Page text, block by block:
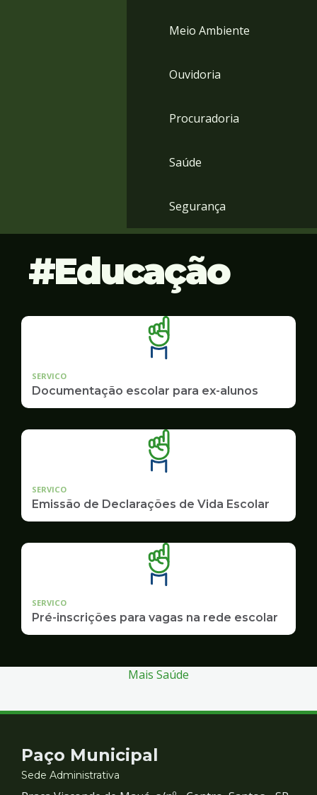
Meio Ambiente
Ouvidoria
Procuradoria
Saúde
Segurança
Educação
SERVICO
Documentação escolar para ex-alunos
SERVICO
Emissão de Declarações de Vida Escolar
SERVICO
Pré-inscrições para vagas na rede escolar
Mais Saúde
Contato
e
Paço Municipal
Sede Administrativa